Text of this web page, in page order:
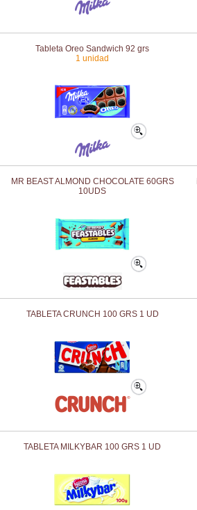
Tableta Oreo Sandwich 92 grs
1 unidad
MR BEAST ALMOND CHOCOLATE 60GRS
10UDS
TABLETA CRUNCH 100 GRS 1 UD
TABLETA MILKYBAR 100 GRS 1 UD